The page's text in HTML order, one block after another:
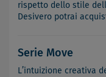
rispetto dello stile
Desivero potrai
Serie Move
L’intuizione creativa